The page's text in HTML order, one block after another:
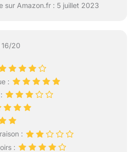
sur Amazon.fr : 5 juillet 2023
20
:
:
: